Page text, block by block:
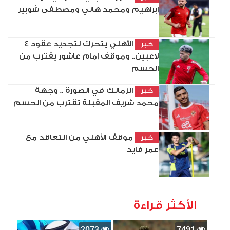
إبراهيم ومحمد هاني ومصطفى شوبير
خبر
الأهلي يتحرك لتجديد عقود 4
لاعبين.. وموقف إمام عاشور يقترب من
الحسم
خبر
الزمالك في الصورة .. وجهة
محمد شريف المقبلة تقترب من الحسم
خبر
موقف الأهلي من التعاقد مع
عمر فايد
الأكثر قراءة